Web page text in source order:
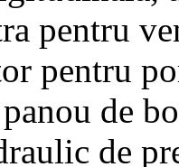
pentru
pentru
de
de